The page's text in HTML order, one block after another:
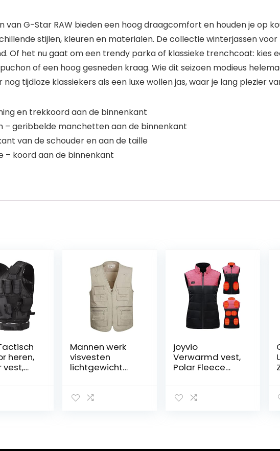
van G-Star RAW bieden een hoog draagcomfort en houden je op
stijlen, kleuren en materialen. De collectie winterjassen
Of het nu gaat om een trendy parka of klassieke trenchcoat: kies
of een hoog gesneden kraag. Wie dit seizoen modieus
tijdloze klassiekers als een luxe wollen jas, waar je lang plezier
en trekkoord aan de binnenkant
– geribbelde manchetten aan de binnenkant
van de schouder en aan de taille
– koord aan de binnenkant
heren,
vest,
Mannen werk
visvesten
lichtgewicht
meerdere
joyvio
Verwarmd vest,
Polar Fleece
Verwarmd vest